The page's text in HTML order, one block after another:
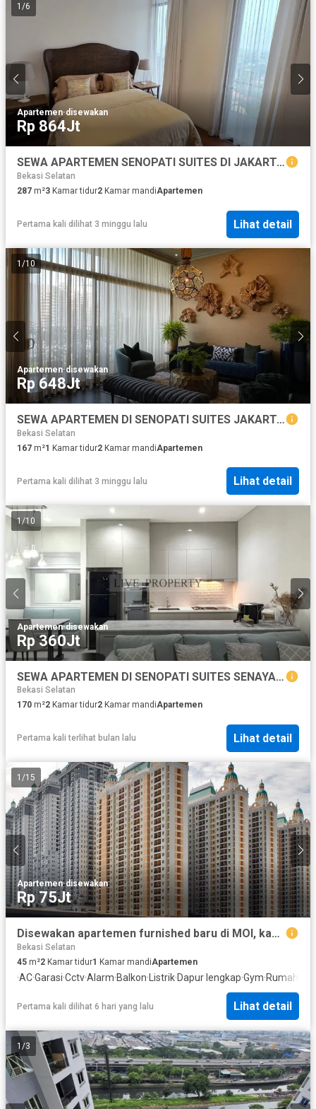
1 /6
Apartemen·disewakan
Rp 864Jt
SEWA APARTEMEN SENOPATI SUITES DI JAKARTA SELATAN FURNISH
Bekasi Selatan
287 m²3 Kamar tidur2 Kamar mandiApartemen
Pertama kali dilihat 3 minggu lalu Lihat detail
1 /10
Apartemen·disewakan
Rp 648Jt
SEWA APARTEMEN DI SENOPATI SUITES JAKARTA SELATAN FURNISH
Bekasi Selatan
167 m²1 Kamar tidur2 Kamar mandiApartemen
Pertama kali dilihat 3 minggu lalu Lihat detail
1/10
Apartemen·disewakan
Rp 360Jt
SEWA APARTEMEN DI SENOPATI SUITES SENAYAN JAKARTA SELATAN
Bekasi Selatan
170 m²2 Kamar tidur2 Kamar mandiApartemen
Pertama kali terlihat bulan lalu Lihat detail
1 /15
Apartemen·disewakan
Rp 75Jt
Disewakan apartemen furnished baru di MOI, kamar 2
Bekasi Selatan
45 m²2 Kamar tidur1 Kamar mandiApartemen
·AC·Garasi·Cctv·Alarm·Balkon· Listrik·Dapur lengkap·Gym·Rumah
Pertama kali dilihat 6 hari yang lalu Lihat detail
1 /3